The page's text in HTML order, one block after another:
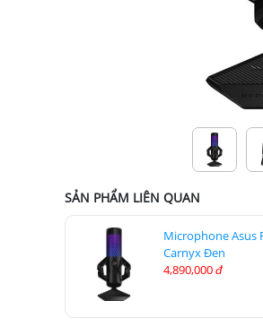
SẢN PHẨM LIÊN QUAN
Microphone Asus
Carnyx Đen
4,890,000 đ